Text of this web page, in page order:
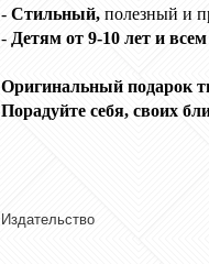
- Стильный, полезный и
- Детям от 9-10 лет и
Оригинальный подарок
Порадуйте себя, своих
Издательство